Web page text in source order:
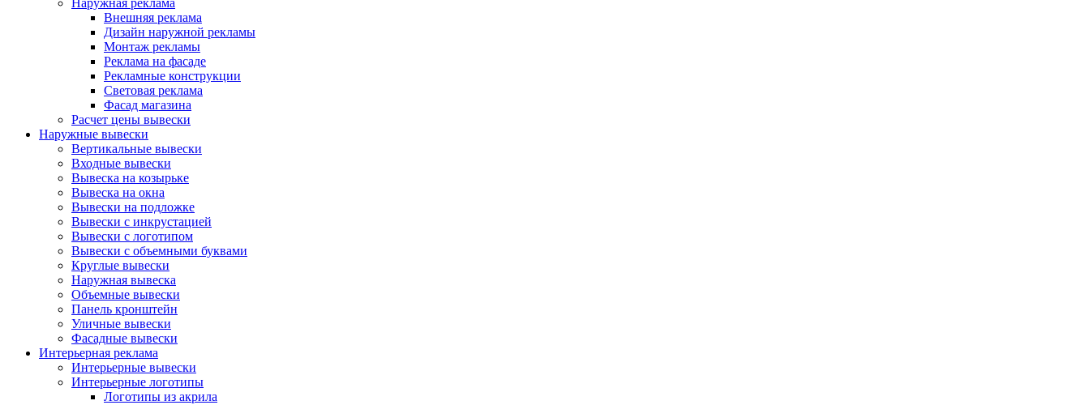
Наружная реклама
Внешняя реклама
Дизайн наружной рекламы
Монтаж рекламы
Реклама на фасаде
Рекламные конструкции
Световая реклама
Фасад магазина
Расчет цены вывески
Наружные вывески
Вертикальные вывески
Входные вывески
Вывеска на козырьке
Вывеска на окна
Вывески на подложке
Вывески с инкрустацией
Вывески с логотипом
Вывески с объемными буквами
Круглые вывески
Наружная вывеска
Объемные вывески
Панель кронштейн
Уличные вывески
Фасадные вывески
Интерьерная реклама
Интерьерные вывески
Интерьерные логотипы
Логотипы из акрила